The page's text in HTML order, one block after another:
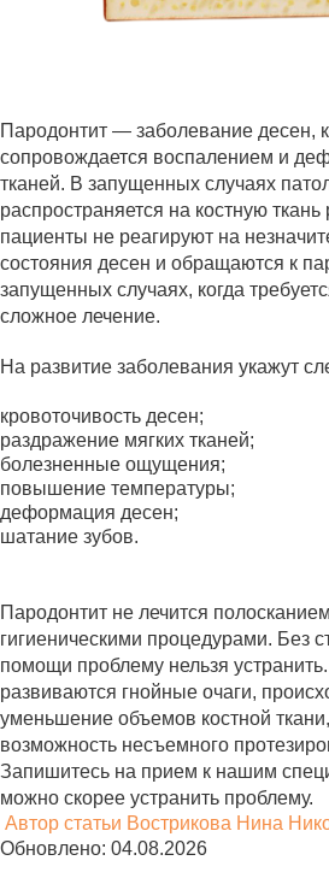
Пародонтит — заболевание десен,
сопровождается воспалением и
тканей. В запущенных случаях
распространяется на костную
пациенты не реагируют на
состояния десен и обращаются к
запущенных случаях, когда
сложное лечение.
На развитие заболевания укажут
кровоточивость десен;
раздражение мягких тканей;
болезненные ощущения;
повышение температуры;
деформация десен;
шатание зубов.
Пародонтит не лечится
гигиеническими процедурами. Без
помощи проблему нельзя
развиваются гнойные очаги,
уменьшение объемов костной
возможность несъемного
Запишитесь на прием к нашим
можно скорее устранить проблему.
Автор статьи Вострикова Нина
Обновлено: 04.08.2026